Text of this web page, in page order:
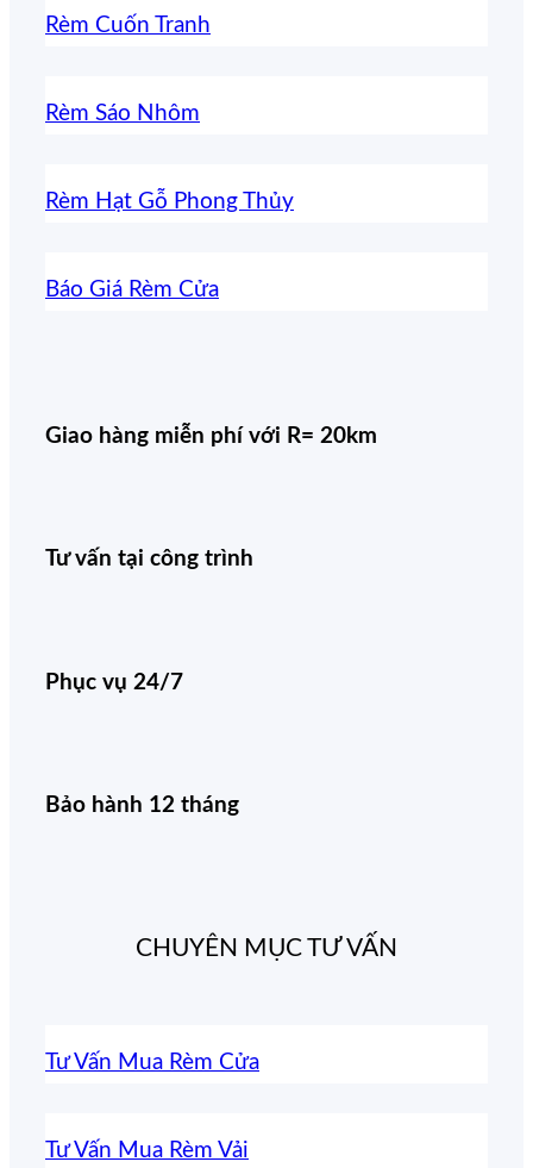
Rèm Cuốn Tranh
Rèm Sáo Nhôm
Rèm Hạt Gỗ Phong Thủy
Báo Giá Rèm Cửa
Giao hàng miễn phí với R= 20km
Tư vấn tại công trình
Phục vụ 24/7
Bảo hành 12 tháng
CHUYÊN MỤC TƯ VẤN
Tư Vấn Mua Rèm Cửa
Tư Vấn Mua Rèm Vải